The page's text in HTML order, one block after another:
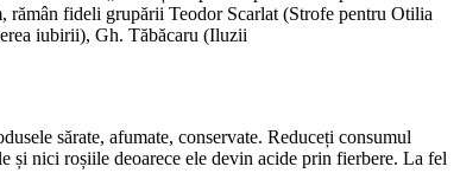
rămân fideli grupării Teodor Scarlat (Strofe pentru Otilia
iubirii), Gh. Tăbăcaru (Iluzii
sărate, afumate, conservate. Reduceți consumul
nici roșiile deoarece ele devin acide prin fierbere. La fel